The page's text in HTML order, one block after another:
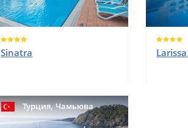
Sinatra
Турция,Чамьюва